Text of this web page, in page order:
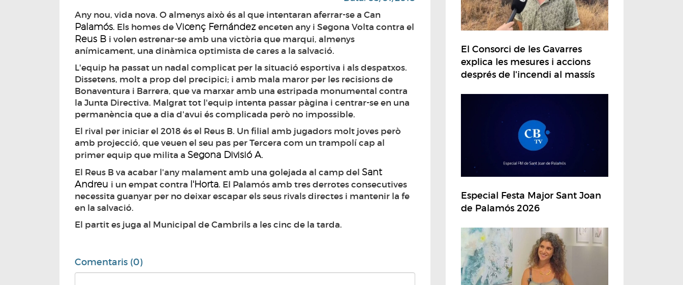
Any nou, vida nova. O almenys això és al que intentaran aferrar-se a Can
Palamós. Els homes deVicenç Fernándezenceten any i Segona Volta contra el
Reus B i volen estrenar-se amb una victòria que marqui, almenys
anímicament, una dinàmica optimista de cares a la salvació.
L'equip ha passat un nadal complicat per la situació esportiva i als despatxos.
Dissetens, molt a prop del precipici; i amb mala maror per les recisions de
Bonaventura i Barrera, que va marxar amb una estripada monumental contra
la Junta Directiva. Malgrat tot l'equip intenta passar pàgina i centrar-se en una
permanència que a dia d'avui és complicada però no impossible.
El rival per iniciar el 2018 és el Reus B. Un filial amb jugadors molt joves però
amb projecció, que veuen el seu pas per Tercera com un trampolí cap al
primer equip que milita a Segona Divisió A.
El Reus B va acabar l'any malament amb una golejada al camp del Sant
Andreu i un empat contra l'Horta. El Palamós amb tres derrotes consecutives
necessita guanyar per no deixar escapar els seus rivals directes i mantenir la fe
en la salvació.
El partit es juga al Municipal de Cambrils a les cinc de la tarda.
Comentaris (0)
El Consorci de les Gavarres
explica les mesures i accions
després de l'incendi al massís
Especial Festa Major Sant Joan
de Palamós 2026